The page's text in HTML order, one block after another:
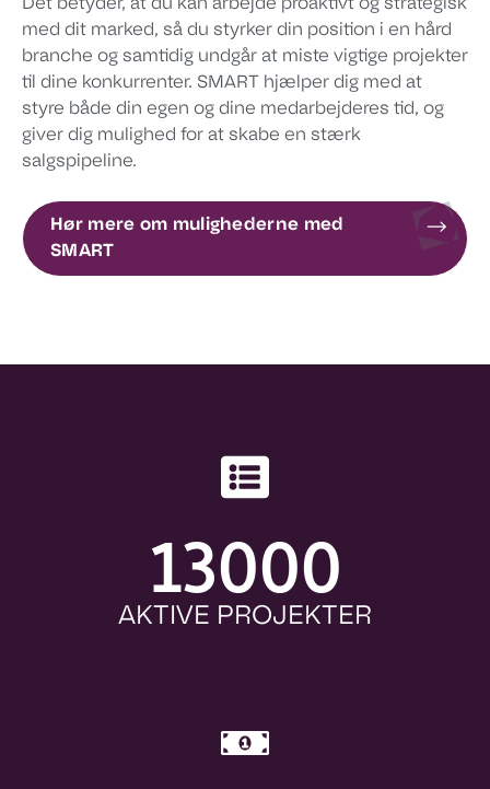
Det betyder, at du kan arbejde proaktivt og strategisk
med dit marked, så du styrker din position i en hård
branche og samtidig undgår at miste vigtige projekter
til dine konkurrenter. SMART hjælper dig med at
styre både din egen og dine medarbejderes tid, og
giver dig mulighed for at skabe en stærk
salgspipeline.
Hør mere om mulighederne med
SMART
13000
AKTIVE PROJEKTER